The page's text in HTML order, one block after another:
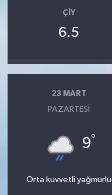
ÇIY
6.5
23 MART
PAZARTESI
9°
Orta kuvvetli yağmurlu